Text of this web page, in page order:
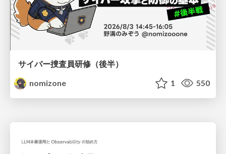
サイバー捜査員研修（後半）
nomizone
1 550